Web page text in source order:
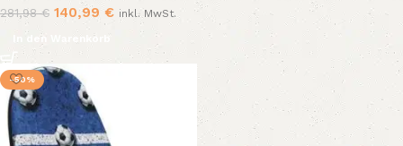
281,98€ 140,99 € inkl. MwSt.
In den Warenkorb
-50%